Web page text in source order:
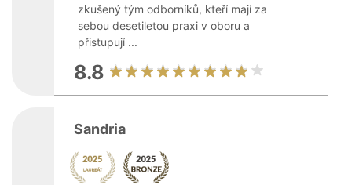
zkušený tým odborníků, kteří mají za
sebou desetiletou praxi v oboru a
přistupují ...
8.8
Sandria